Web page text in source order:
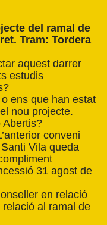
del ramal de
Tram: Tordera
aquest darrer
estudis
ens que han estat
nou projecte.
Abertis?
conveni
Vila queda
31 agost de
en relació
al ramal de